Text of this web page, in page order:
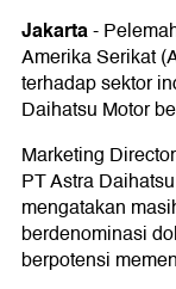
Jakarta-
Amerika Serikat
terhadap sektor
Daihatsu Motor
Marketing
PT Astra
mengatakan
berdenominasi
berpotensi